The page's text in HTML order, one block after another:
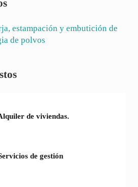
estampación y embutición de
de polvos
de viviendas.
de gestión